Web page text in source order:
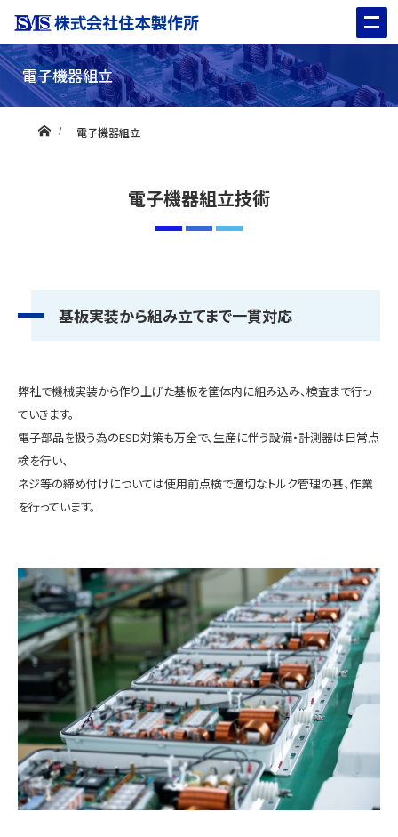
電子機器組立
ホーム電子機器組立
電子機器組立技術
基板実装から組み立てまで一貫対応
弊社で機械実装から作り上げた基板を筐体内に組み込み、検査まで行っ
ていきます。
電子部品を扱う為のESD対策も万全で、生産に伴う設備・計測器は日常点
検を行い、
ネジ等の締め付けについては使用前点検で適切なトルク管理の基、作業
を行っています。